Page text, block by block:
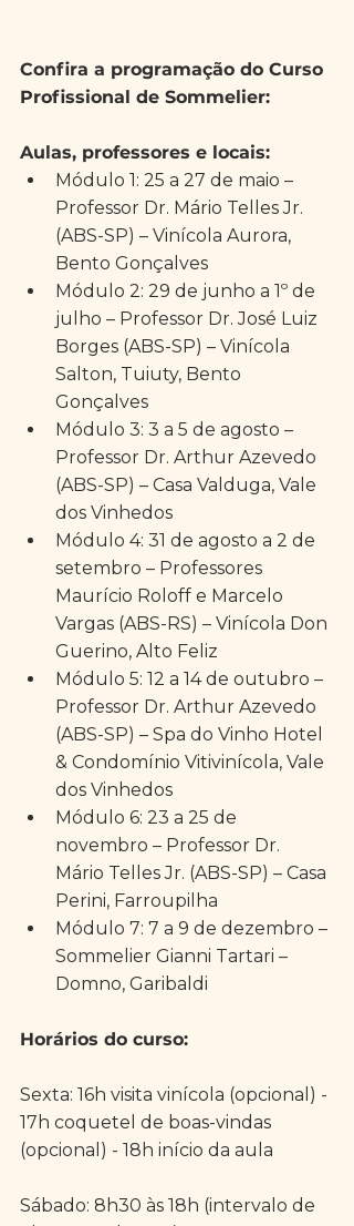
Confira a programação do Curso
Profissional de Sommelier:
Aulas, professores e locais:
Módulo 1: 25 a 27 de maio –
Professor Dr. Mário Telles Jr.
(ABS-SP) – Vinícola Aurora,
Bento Gonçalves
Módulo 2: 29 de junho a 1º de
julho – Professor Dr. José Luiz
Borges (ABS-SP) – Vinícola
Salton, Tuiuty, Bento
Gonçalves
Módulo 3: 3 a 5 de agosto –
Professor Dr. Arthur Azevedo
(ABS-SP) – Casa Valduga, Vale
dos Vinhedos
Módulo 4: 31 de agosto a 2 de
setembro – Professores
Maurício Roloff e Marcelo
Vargas (ABS-RS) – Vinícola Don
Guerino, Alto Feliz
Módulo 5: 12 a 14 de outubro –
Professor Dr. Arthur Azevedo
(ABS-SP) – Spa do Vinho Hotel
& Condomínio Vitivinícola, Vale
dos Vinhedos
Módulo 6: 23 a 25 de
novembro – Professor Dr.
Mário Telles Jr. (ABS-SP) – Casa
Perini, Farroupilha
Módulo 7: 7 a 9 de dezembro –
Sommelier Gianni Tartari –
Domno, Garibaldi
Horários do curso:
Sexta: 16h visita vinícola (opcional) -
17h coquetel de boas-vindas
(opcional) - 18h início da aula
Sábado: 8h30 às 18h (intervalo de